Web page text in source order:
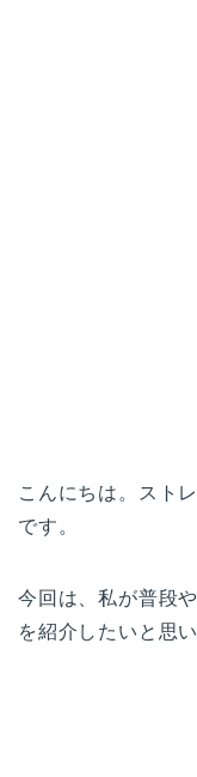
こんにちは。スト
です。
今回は、私が普段
を紹介したいと思い